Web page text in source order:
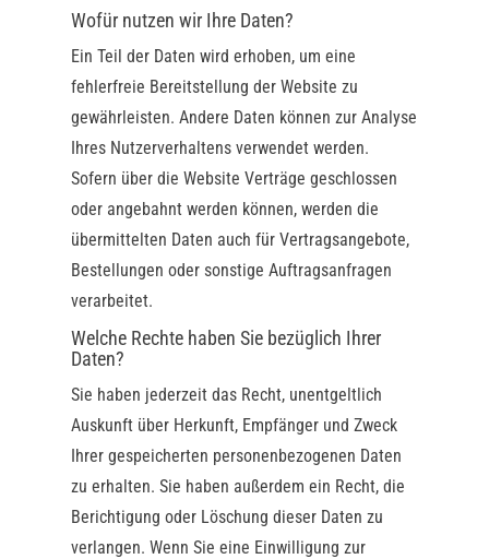
Wofür nutzen wir Ihre Daten?
Ein Teil der Daten wird erhoben, um eine
fehlerfreie Bereitstellung der Website zu
gewährleisten. Andere Daten können zur Analyse
Ihres Nutzerverhaltens verwendet werden.
Sofern über die Website Verträge geschlossen
oder angebahnt werden können, werden die
übermittelten Daten auch für Vertragsangebote,
Bestellungen oder sonstige Auftragsanfragen
verarbeitet.
Welche Rechte haben Sie bezüglich Ihrer
Daten?
Sie haben jederzeit das Recht, unentgeltlich
Auskunft über Herkunft, Empfänger und Zweck
Ihrer gespeicherten personenbezogenen Daten
zu erhalten. Sie haben außerdem ein Recht, die
Berichtigung oder Löschung dieser Daten zu
verlangen. Wenn Sie eine Einwilligung zur